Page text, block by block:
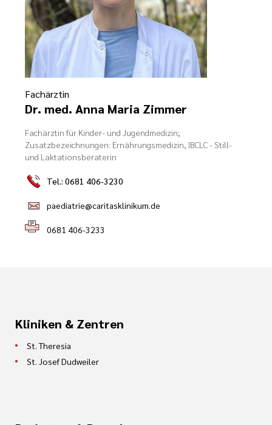
in
digital -
zum
Fachärztin
Dr. med. Anna Maria Zimmer
Fachärztin für Kinder- und Jugendmedizin;
Zusatzbezeichnungen: Ernährungsmedizin, IBCLC - Still-
und Laktationsberaterin
Tel.: 0681 406-3230
paediatrie@caritasklinikum.de
0681 406-3233
Kliniken & Zentren
St. Theresia
St. Josef Dudweiler